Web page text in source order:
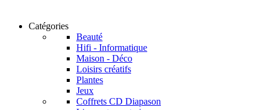
Catégories
Beauté
Hifi - Informatique
Maison - Déco
Loisirs créatifs
Plantes
Jeux
Coffrets CD Diapason